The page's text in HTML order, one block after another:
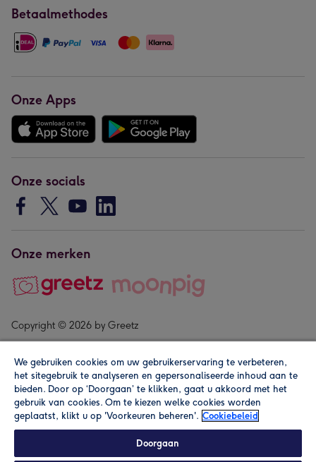
Betaalmethodes
Onze Apps
Onze socials
Onze merken
Copyright © 2026 by Greetz
Alle prijzen zijn inclusief btw en andere heffingen. Lees de
We gebruiken cookies om uw gebruikerservaring te verbeteren,
het sitegebruik te analyseren en gepersonaliseerde inhoud aan te
bieden. Door op ‘Doorgaan’ te klikken, gaat u akkoord met het
gebruik van cookies. Om te kiezen welke cookies worden
geplaatst, klikt u op 'Voorkeuren beheren'. Cookiebeleid
Doorgaan